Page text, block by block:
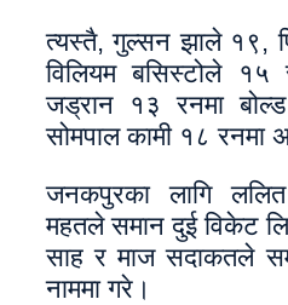
त्यस्तै, गुल्सन झाले १९,
विलियम बसिस्टोले
जड्रान १३ रनमा
सोमपाल कामी १८ रनमा
जनकपुरका लागि
महतले समान दुई विकेट
साह र माज सदाकतले
नाममा गरे।